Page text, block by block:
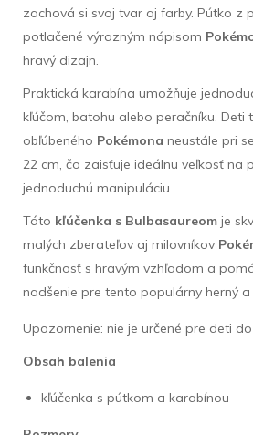
zachová si svoj tvar aj farby. Pútko z
potlačené výrazným nápisom
hravý dizajn.
Praktická karabína umožňuje
kľúčom, batohu alebo peračníku. Deti
obľúbeného Pokémona neustále pri
22 cm, čo zaisťuje ideálnu veľkosť na
jednoduchú manipuláciu.
Táto kľúčenka s Bulbasaureom je
malých zberateľov aj milovníkov
funkčnosť s hravým vzhľadom a
nadšenie pre tento populárny herný a
Upozornenie: nie je určené pre deti
Obsah balenia
kľúčenka s pútkom a karabínou